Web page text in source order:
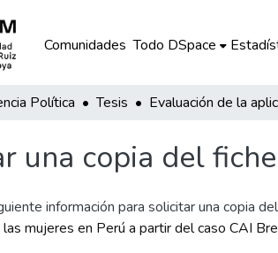
Comunidades Todo DSpace
Política Tesis
una copia del
información para solicitar una copia
mujeres en Perú a partir del caso CAI